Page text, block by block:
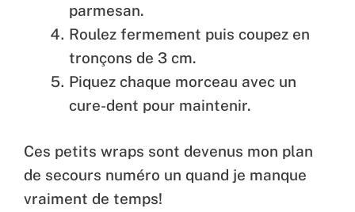
parmesan.
Roulez fermement puis coupez en
tronçons de 3 cm.
Piquez chaque morceau avec un
cure-dent pour maintenir.
Ces petits wraps sont devenus mon plan
de secours numéro un quand je manque
vraiment de temps!